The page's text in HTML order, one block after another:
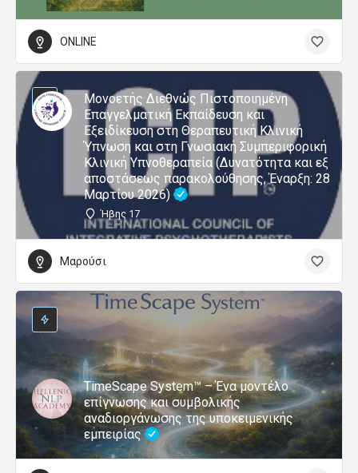
ONLINE
Μονοετής Διεθνώς Πιστοποιημένη
Επαγγελματική Εκπαίδευση και
Εξειδίκευση στη Θεραπευτική Κλινική
Ύπνωση και στη Γνωσιακή Συμπεριφορική
Κλινική Υπνοθεραπεία (Δυνατότητα και εξ
αποστάσεως παρακολούθησης, Έναρξη: 28
Μαρτίου 2026)
Ήβης 17
Μαρούσι
TimeScape System™ – Ένα μοντέλο
επίγνωσης και συμβολικής
αναδιοργάνωσης της υποκειμενικής
εμπειρίας